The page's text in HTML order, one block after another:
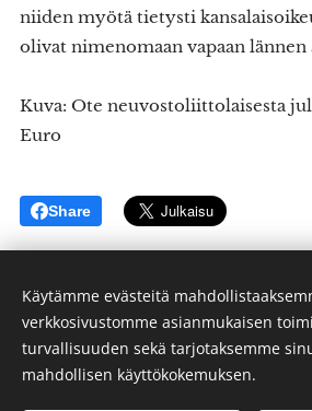
niiden myötä tietysti
olivat nimenomaan vapaan lännen
Kuva: Ote neuvostoliittolaisesta
Euro
Share
Kalle Euro -
Käytämme evästeitä
verkkosivustomme asianmukaisen
turvallisuuden sekä tarjotaksemme
mahdollisen käyttökokemuksen.